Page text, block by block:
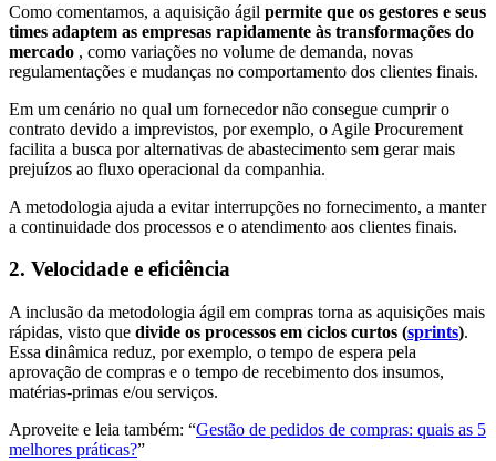
Como comentamos, a aquisição ágil permite que os gestores e seus
times adaptem as empresas rapidamente às transformações do
mercado , como variações no volume de demanda, novas
regulamentações e mudanças no comportamento dos clientes finais.
Em um cenário no qual um fornecedor não consegue cumprir o
contrato devido a imprevistos, por exemplo, o Agile Procurement
facilita a busca por alternativas de abastecimento sem gerar mais
prejuízos ao fluxo operacional da companhia.
A metodologia ajuda a evitar interrupções no fornecimento, a manter
a continuidade dos processos e o atendimento aos clientes finais.
2. Velocidade e eficiência
A inclusão da metodologia ágil em compras torna as aquisições mais
rápidas, visto que divide os processos em ciclos curtos (sprints).
Essa dinâmica reduz, por exemplo, o tempo de espera pela
aprovação de compras e o tempo de recebimento dos insumos,
matérias-primas e/ou serviços.
Aproveite e leia também: “Gestão de pedidos de compras: quais as 5
melhores práticas?”